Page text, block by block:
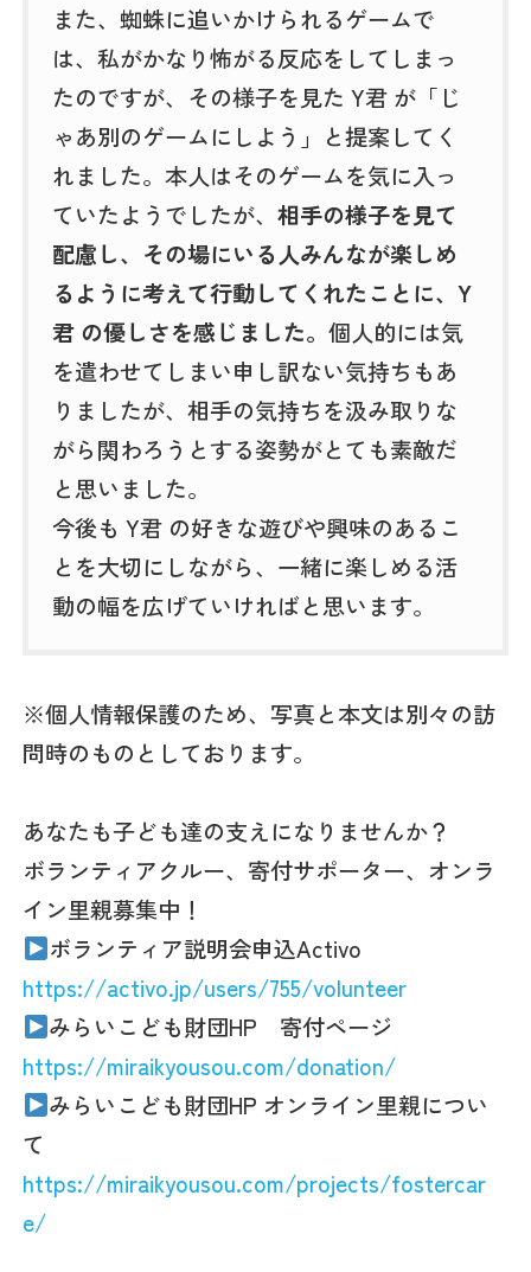
また、蜘蛛に追いかけられるゲームで
は、私がかなり怖がる反応をしてしまっ
たのですが、その様子を見た Y君 が「じ
ゃあ別のゲームにしよう」と提案してく
れました。本人はそのゲームを気に入っ
ていたようでしたが、相手の様子を見て
配慮し、その場にいる人みんなが楽しめ
るように考えて行動してくれたことに、Y
君 の優しさを感じました。個人的には気
を遣わせてしまい申し訳ない気持ちもあ
りましたが、相手の気持ちを汲み取りな
がら関わろうとする姿勢がとても素敵だ
と思いました。
今後も Y君 の好きな遊びや興味のあるこ
とを大切にしながら、一緒に楽しめる活
動の幅を広げていければと思います。
※個人情報保護のため、写真と本文は別々の訪
問時のものとしております。
あなたも子ども達の支えになりませんか？
ボランティアクルー、寄付サポーター、オンラ
イン里親募集中！
ボランティア説明会申込Activo
https://activo.jp/users/755/volunteer
みらいこども財団HP 寄付ページ
https://miraikyousou.com/donation/
みらいこども財団HP オンライン里親につい
て
https://miraikyousou.com/projects/fostercar
e/